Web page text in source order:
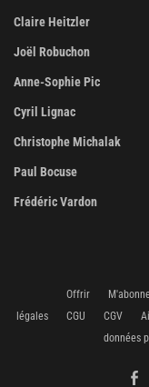
Claire Heitzler
Joël Robuchon
Anne-Sophie Pic
Cyril Lignac
Christophe Michalak
Paul Bocuse
Frédéric Vardon
Offrir
légales
CGU CGV
données